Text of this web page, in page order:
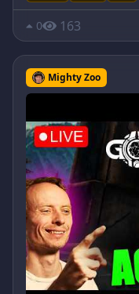
0 163
Mighty Zoo